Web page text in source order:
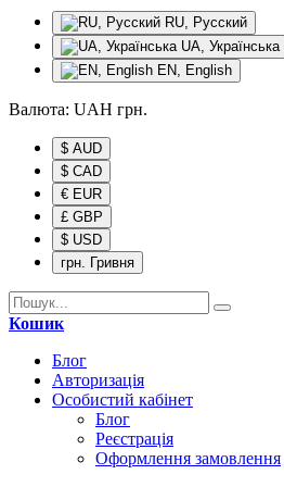
RU, Русский
UA, Українська
EN, English
Валюта: UAH грн.
$ AUD
$ CAD
€ EUR
£ GBP
$ USD
грн. Гривня
Кошик
Блог
Авторизація
Особистий кабінет
Блог
Реєстрація
Оформлення замовлення